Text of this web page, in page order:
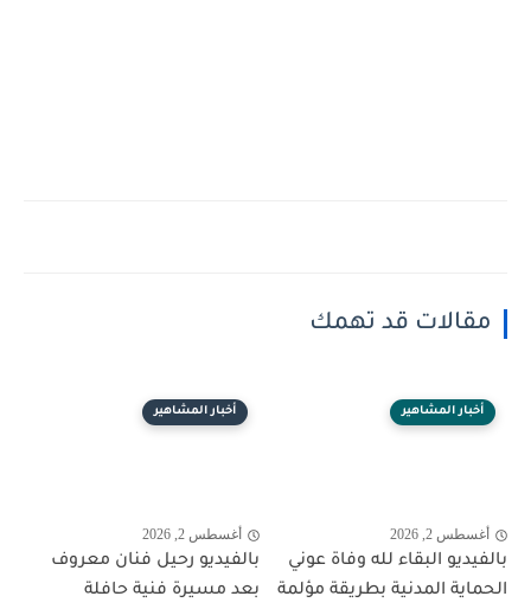
مقالات قد تهمك
أخبار المشاهير
أغسطس 2, 2026
بالفيديو البقاء لله وفاة عوني
الحماية المدنية بطريقة مؤلمة
أخبار المشاهير
أغسطس 2, 2026
بالفيديو رحيل فنان معروف
بعد مسيرة فنية حافلة